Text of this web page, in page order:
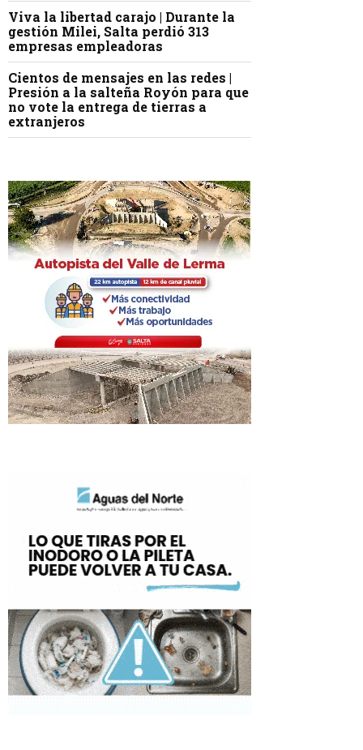
Viva la libertad carajo | Durante la
gestión Milei, Salta perdió 313
empresas empleadoras
Cientos de mensajes en las redes |
Presión a la salteña Royón para que
no vote la entrega de tierras a
extranjeros